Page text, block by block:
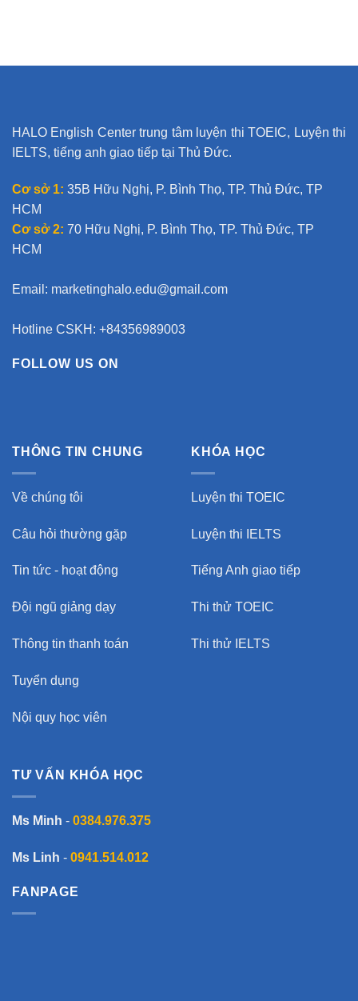
r
i
v
:
HALO English Center trung tâm luyện thi TOEIC, Luyện thi
IELTS, tiếng anh giao tiếp tại Thủ Đức.
Cơ sở 1: 35B Hữu Nghị, P. Bình Thọ, TP. Thủ Đức, TP
HCM
Cơ sở 2: 70 Hữu Nghị, P. Bình Thọ, TP. Thủ Đức, TP
HCM
Email: marketinghalo.edu@gmail.com
Hotline CSKH: +84356989003
FOLLOW US ON
THÔNG TIN CHUNG
Về chúng tôi
Câu hỏi thường gặp
Tin tức - hoạt động
Đội ngũ giảng dạy
Thông tin thanh toán
Tuyển dụng
Nội quy học viên
KHÓA HỌC
Luyện thi TOEIC
Luyện thi IELTS
Tiếng Anh giao tiếp
Thi thử TOEIC
Thi thử IELTS
TƯ VẤN KHÓA HỌC
Ms Minh - 0384.976.375
Ms Linh - 0941.514.012
FANPAGE